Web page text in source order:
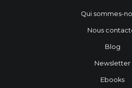
Qui sommes-
Nous
Blog
Newsletter
Ebooks